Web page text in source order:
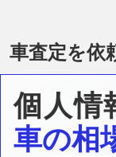
車査定を依
個人情
車の相